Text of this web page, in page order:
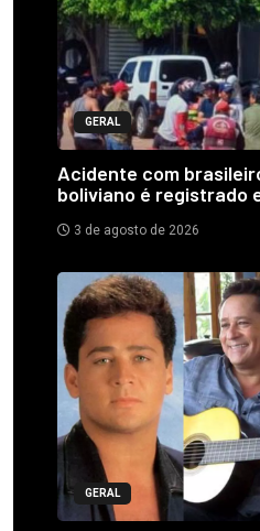
GERAL
Acidente com
boliviano é registrado
3 de agosto de 2026
GERAL